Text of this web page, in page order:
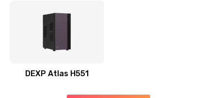
DEXP Atlas H551